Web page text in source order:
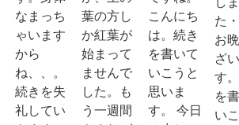
なまっち
ゃいます
から
ね、、。
続きを失
礼してい
葉の方し
か紅葉が
始まって
ませんで
した。も
う一週間
こんにち
は。続き
を書いて
いこうと
思いま
す。 今日
た
お
ざ
す
を
い